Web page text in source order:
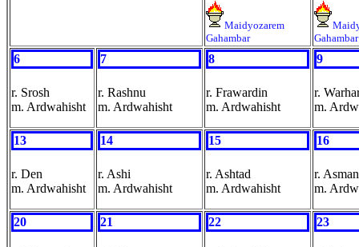
Maidyozarem
Gahambar
Gahambar
6
r. Srosh
m. Ardwahisht
7
r. Rashnu
m. Ardwahisht
8
r. Frawardin
m. Ardwahisht
9
r.
m.
13
r. Den
m. Ardwahisht
14
r. Ashi
m. Ardwahisht
15
r. Ashtad
m. Ardwahisht
16
r. Asman
m.
20 21 22 23